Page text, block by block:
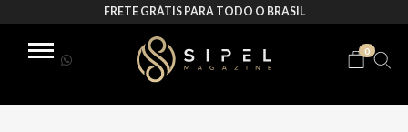
FRETE GRÁTIS PARA TODO O BRASIL
0